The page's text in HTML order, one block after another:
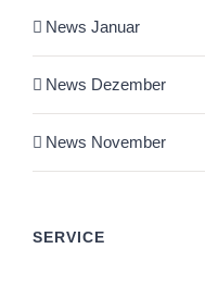
News Januar
News Dezember
News November
SERVICE